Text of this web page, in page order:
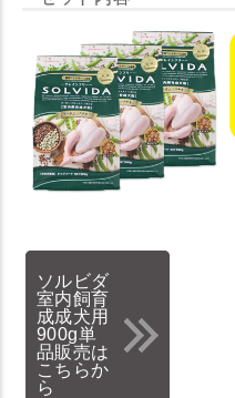
ソルビダ
室内飼育
成成犬用
900g単
品販売は
こちらか
ら